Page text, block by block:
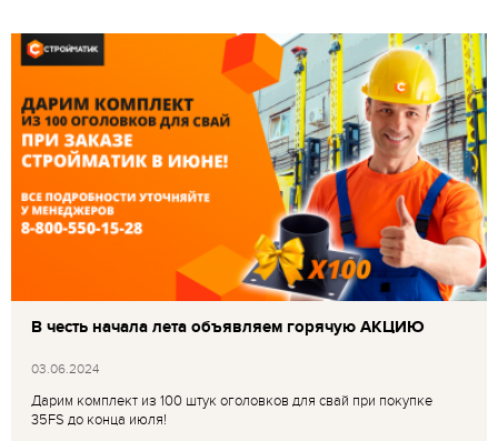
В честь начала лета объявляем горячую АКЦИЮ
03.06.2024
Дарим комплект из 100 штук оголовков для свай при покупке
35FS до конца июля!